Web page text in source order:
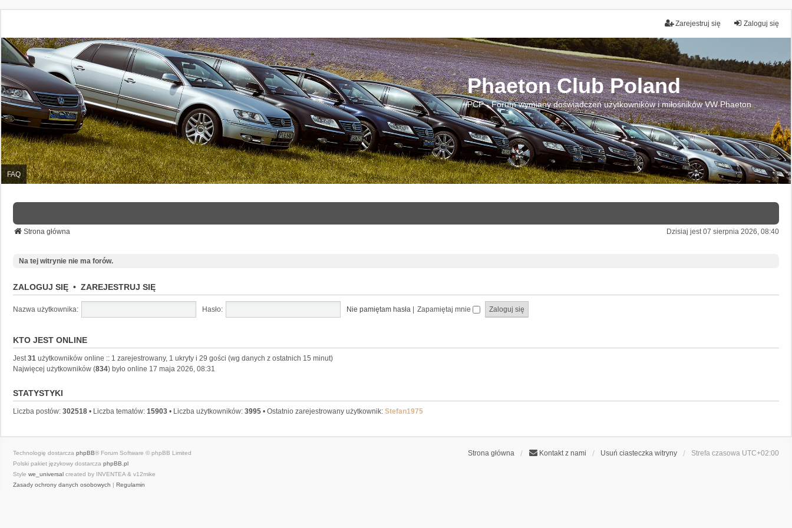
Zaloguj się
Zarejestruj się
Phaeton Club Poland
PCP - Forum wymiany doświadczeń użytkowników i miłośników VW Phaeton
FAQ
Dzisiaj jest 07 sierpnia 2026, 08:40
Strona główna
Na tej witrynie nie ma forów.
ZALOGUJ SIĘ • ZAREJESTRUJ SIĘ
Nazwa użytkownika: Hasło: Nie pamiętam hasła Zapamiętaj mnie
KTO JEST ONLINE
Jest31 użytkowników online :: 1 zarejestrowany, 1 ukryty i 29 gości (wg danych z ostatnich 15 minut)
Najwięcej użytkowników (834) było online 17 maja 2026, 08:31
STATYSTYKI
Liczba postów: 302518 • Liczba tematów: 15903 • Liczba użytkowników: 3995 • Ostatnio zarejestrowany użytkownik: Stefan1975
Strona główna Kontakt z nami Usuń ciasteczka witryny Strefa czasowa UTC+02:00
Technologię dostarcza phpBB® Forum Software © phpBB Limited
Polski pakiet językowy dostarcza phpBB.pl
Style we_universal created by INVENTEA & v12mike
Zasady ochrony danych osobowych | Regulamin